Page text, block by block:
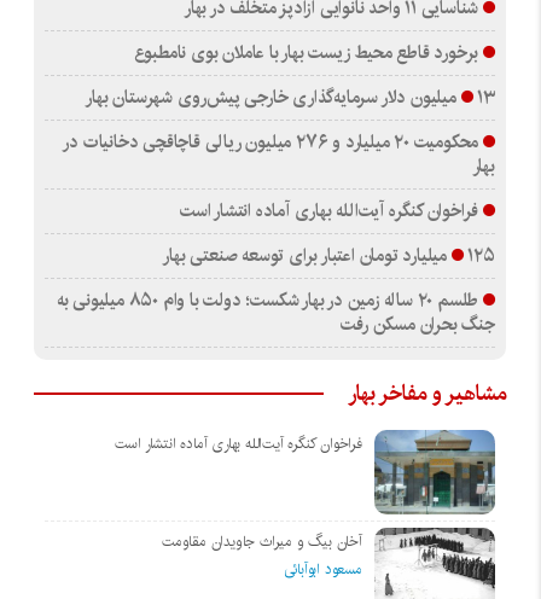
شناسایی ۱۱ واحد نانوایی آزادپز متخلف در بهار
برخورد قاطع محیط زیست بهار با عاملان بوی نامطبوع
۱۳ میلیون دلار سرمایه‌گذاری خارجی پیش‌روی شهرستان بهار
محکومیت ۲۰ میلیارد و ۲۷۶ میلیون ریالی قاچاقچی دخانیات در
بهار
فراخوان کنگره آیت‌الله بهاری آماده انتشار است
۱۲۵ میلیارد تومان اعتبار برای توسعه صنعتی بهار
طلسم ۲۰ ساله زمین در بهار شکست؛ دولت با وام ۸۵۰ میلیونی به
جنگ بحران مسکن رفت
مشاهیر و مفاخر بهار
فراخوان کنگره آیت‌الله بهاری آماده انتشار است
آخان بیگ و میراث جاویدان مقاومت
مسعود ابوآبائی